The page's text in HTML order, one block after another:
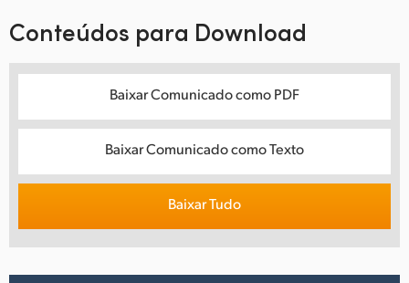
Conteúdos para Download
Baixar Comunicado como PDF
Baixar Comunicado como Texto
Baixar Tudo